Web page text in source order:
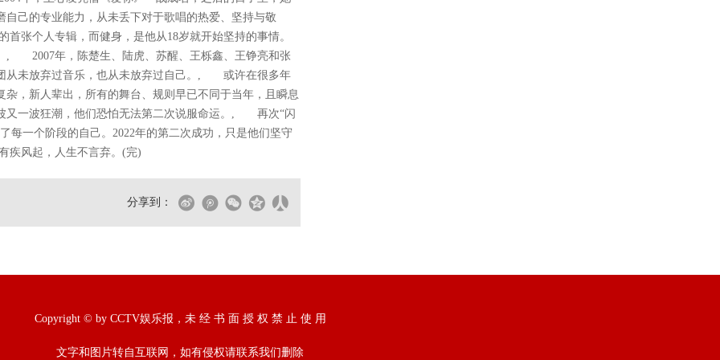
己的专业能力，从未丢下对于歌唱的热爱、坚持与敬
张个人专辑，而健身，是他从18岁就开始坚持的事情。
, 2007年，陈楚生、陆虎、苏醒、王栎鑫、王铮亮和张
从未放弃过音乐，也从未放弃过自己。, 或许在很多年
，新人辈出，所有的舞台、规则早已不同于当年，且瞬息
又一波狂潮，他们恐怕无法第二次说服命运。, 再次“闪
每一个阶段的自己。2022年的第二次成功，只是他们坚守
风起，人生不言弃。(完)
分享到：
Copyright © by CCTV娱乐报，未 经 书 面 授 权 禁 止 使 用
文字和图片转自互联网，如有侵权请联系我们删除